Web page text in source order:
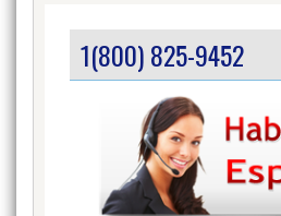
1(800) 825-9452